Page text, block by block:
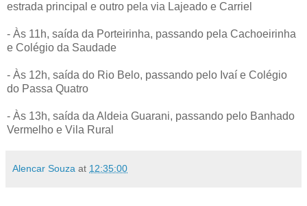
estrada principal e outro pela via Lajeado e Carriel
- Às 11h, saída da Porteirinha, passando pela Cachoeirinha
e Colégio da Saudade
- Às 12h, saída do Rio Belo, passando pelo Ivaí e Colégio
do Passa Quatro
- Às 13h, saída da Aldeia Guarani, passando pelo Banhado
Vermelho e Vila Rural
Alencar Souza at 12:35:00